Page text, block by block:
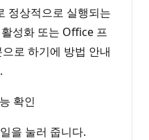
정상적으로 실행되는
성화 또는 Office 프
로 하기에 방법 안내
확인
을 눌러 줍니다.